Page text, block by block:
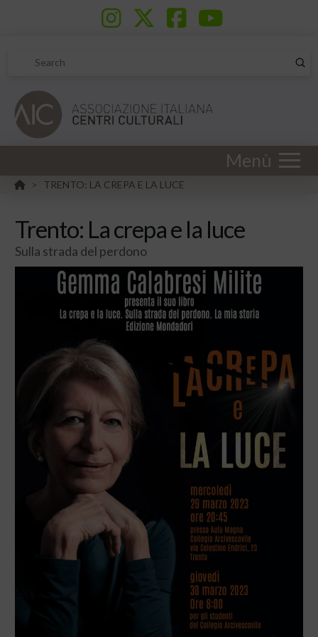
Search
Menù
HOME
> TRENTO: LA CREPA E LA LUCE
Trento: La crepa e la luce
Sulla strada del perdono